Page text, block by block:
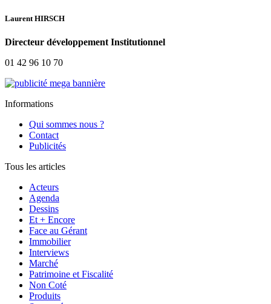
Laurent HIRSCH
Directeur développement Institutionnel
01 42 96 10 70
Informations
Qui sommes nous ?
Contact
Publicités
Tous les articles
Acteurs
Agenda
Dessins
Et + Encore
Face au Gérant
Immobilier
Interviews
Marché
Patrimoine et Fiscalité
Non Coté
Produits